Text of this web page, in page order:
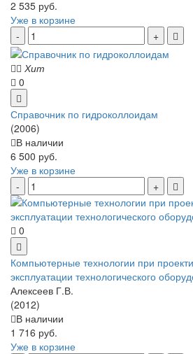
2 535 руб.
Уже в корзине
Хит
0
Справочник по гидроколлоидам
(2006)
В наличии
6 500 руб.
Уже в корзине
0
Компьютерные технологии при
эксплуатации технологического
Алексеев Г.В.
(2012)
В наличии
1 716 руб.
Уже в корзине